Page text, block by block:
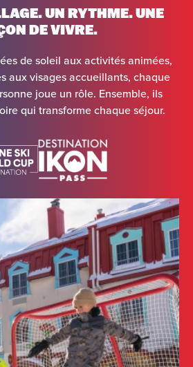
UN RYTHME. UNE
DE VIVRE.
de soleil aux activités animées,
aux visages accueillants, chaque
joue un rôle. Ensemble, ils
qui transforme chaque séjour.